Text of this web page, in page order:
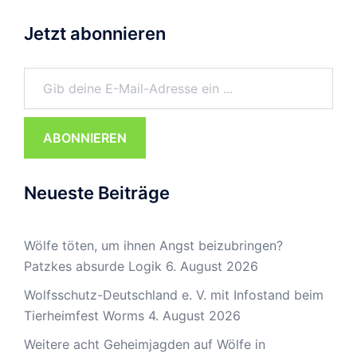
Jetzt abonnieren
Gib deine E-Mail-Adresse ein ...
ABONNIEREN
Neueste Beiträge
Wölfe töten, um ihnen Angst beizubringen?
Patzkes absurde Logik 6. August 2026
Wolfsschutz-Deutschland e. V. mit Infostand beim
Tierheimfest Worms 4. August 2026
Weitere acht Geheimjagden auf Wölfe in